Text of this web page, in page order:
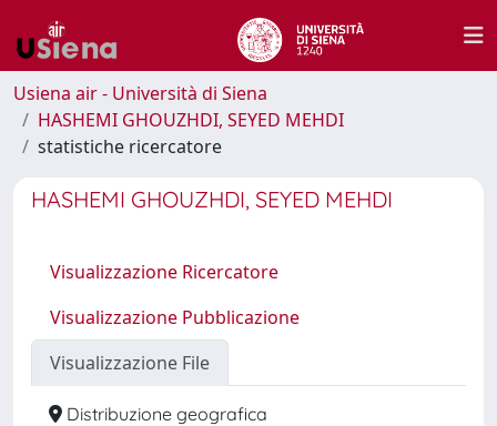
Usiena air - Università di Siena
HASHEMI GHOUZHDI, SEYED MEHDI
statistiche ricercatore
HASHEMI GHOUZHDI, SEYED MEHDI
Visualizzazione Ricercatore
Visualizzazione Pubblicazione
Visualizzazione File
Distribuzione geografica